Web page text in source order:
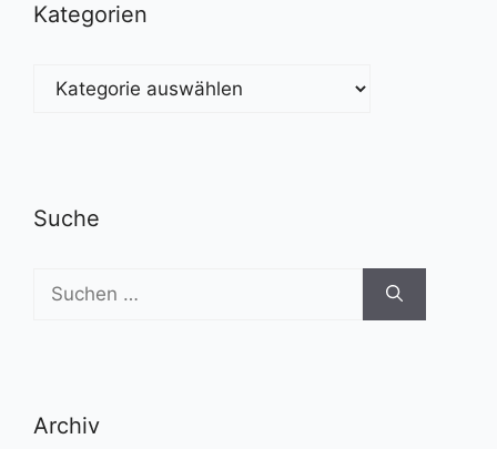
Kategorien
Kategorien
Suche
Suchen
nach:
Archiv